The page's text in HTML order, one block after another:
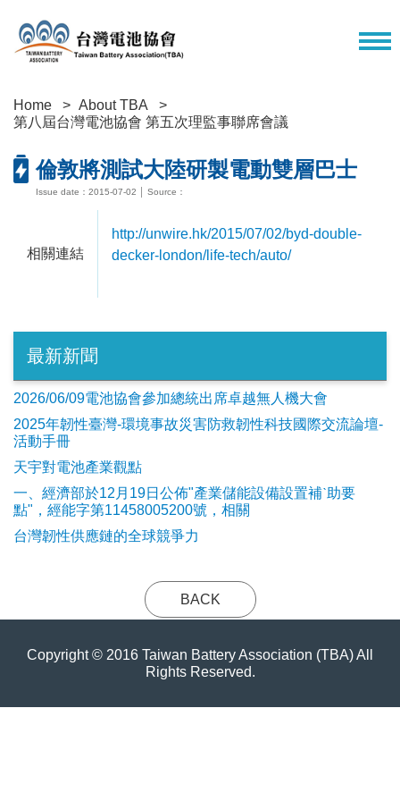
Home
About TBA
第八屆台灣電池協會 第五次理監事聯席會議
倫敦將測試大陸研製電動雙層巴士
Issue date：2015-07-02 │ Source：
相關連結
http://unwire.hk/2015/07/02/byd-double-
decker-london/life-tech/auto/
最新新聞
2026/06/09電池協會參加總統出席卓越無人機大會
2025年韌性臺灣-環境事故災害防救韌性科技國際交流論壇-
活動手冊
天宇對電池產業觀點
​一、經濟部於12月19日公佈"產業儲能設備設置補ˋ助要
點"，經能字第11458005200號，相關
台灣韌性供應鏈的全球競爭力
BACK
Copyright © 2016 Taiwan Battery Association (TBA) All
Rights Reserved.